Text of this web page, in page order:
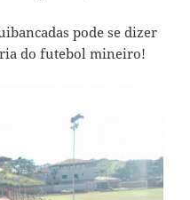
pode se dizer
do futebol mineiro!